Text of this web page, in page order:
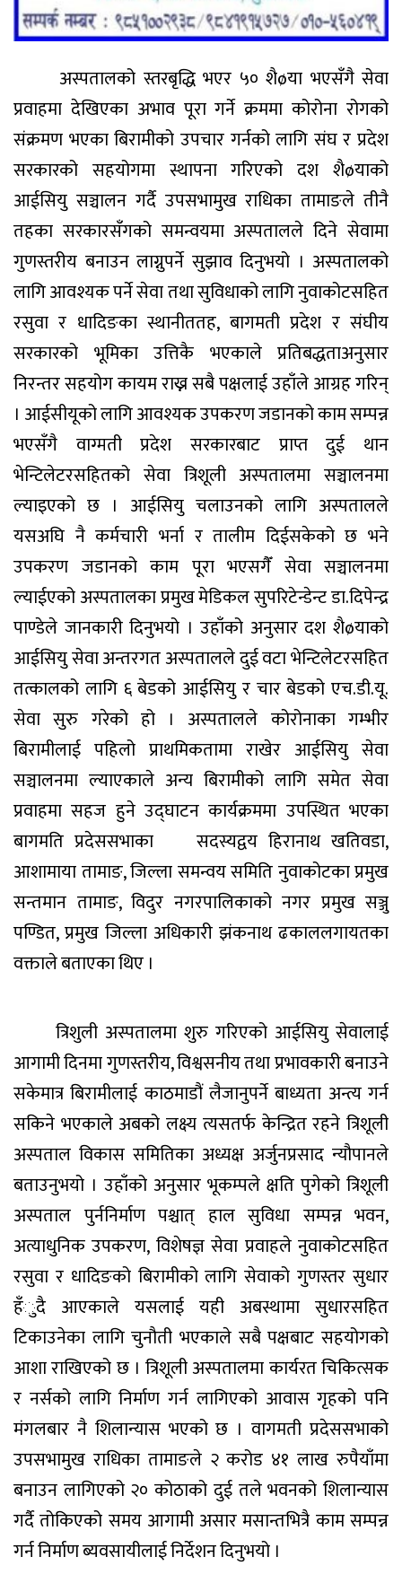
अस्पतालको स्तरबृद्धि भएर ५० शैøया भएसँगै सेवा
प्रवाहमा देखिएका अभाव पूरा गर्ने क्रममा कोरोना रोगको
संक्रमण भएका बिरामीको उपचार गर्नको लागि संघ र प्रदेश
सरकारको सहयोगमा स्थापना गरिएको दश शैøयाको
आईसियु सञ्चालन गर्दै उपसभामुख राधिका तामाङले तीनै
तहका सरकारसँगको समन्वयमा अस्पतालले दिने सेवामा
गुणस्तरीय बनाउन लाग्नुपर्ने सुझाव दिनुभयो । अस्पतालको
लागि आवश्यक पर्ने सेवा तथा सुविधाको लागि नुवाकोटसहित
रसुवा र धादिङका स्थानीततह, बागमती प्रदेश र संघीय
सरकारको भूमिका उत्तिकै भएकाले प्रतिबद्धताअनुसार
निरन्तर सहयोग कायम राख्न सबै पक्षलाई उहाँले आग्रह गरिन्
। आईसीयूको लागि आवश्यक उपकरण जडानको काम सम्पन्न
भएसँगै वाग्मती प्रदेश सरकारबाट प्राप्त दुई थान
भेन्टिलेटरसहितको सेवा त्रिशूली अस्पतालमा सञ्चालनमा
ल्याइएको छ । आईसियु चलाउनको लागि अस्पतालले
यसअघि नै कर्मचारी भर्ना र तालीम दिईसकेको छ भने
उपकरण जडानको काम पूरा भएसगैँ सेवा सञ्चालनमा
ल्याईएको अस्पतालका प्रमुख मेडिकल सुपरिटेन्डेन्ट डा.दिपेन्द्र
पाण्डेले जानकारी दिनुभयो । उहाँको अनुसार दश शैøयाको
आईसियु सेवा अन्तरगत अस्पतालले दुई वटा भेन्टिलेटरसहित
तत्कालको लागि ६ बेडको आईसियु र चार बेडको एच.डी.यू.
सेवा सुरु गरेको हो । अस्पतालले कोरोनाका गम्भीर
बिरामीलाई पहिलो प्राथमिकतामा राखेर आईसियु सेवा
सञ्चालनमा ल्याएकाले अन्य बिरामीको लागि समेत सेवा
प्रवाहमा सहज हुने उद्घाटन कार्यक्रममा उपस्थित भएका
बागमति प्रदेससभाका सदस्यद्वय हिरानाथ खतिवडा,
आशामाया तामाङ, जिल्ला समन्वय समिति नुवाकोटका प्रमुख
सन्तमान तामाङ, विदुर नगरपालिकाको नगर प्रमुख सञ्जु
पण्डित, प्रमुख जिल्ला अधिकारी झंकनाथ ढकाललगायतका
वक्ताले बताएका थिए ।
त्रिशुली अस्पतालमा शुरु गरिएको आईसियु सेवालाई
आगामी दिनमा गुणस्तरीय, विश्वसनीय तथा प्रभावकारी बनाउने
सकेमात्र बिरामीलाई काठमाडौं लैजानुपर्ने बाध्यता अन्त्य गर्न
सकिने भएकाले अबको लक्ष्य त्यसतर्फ केन्द्रित रहने त्रिशूली
अस्पताल विकास समितिका अध्यक्ष अर्जुनप्रसाद न्यौपानले
बताउनुभयो । उहाँको अनुसार भूकम्पले क्षति पुगेको त्रिशूली
अस्पताल पुर्ननिर्माण पश्चात् हाल सुविधा सम्पन्न भवन,
अत्याधुनिक उपकरण, विशेषज्ञ सेवा प्रवाहले नुवाकोटसहित
रसुवा र धादिङको बिरामीको लागि सेवाको गुणस्तर सुधार
हँुदै आएकाले यसलाई यही अबस्थामा सुधारसहित
टिकाउनेका लागि चुनौती भएकाले सबै पक्षबाट सहयोगको
आशा राखिएको छ । त्रिशूली अस्पतालमा कार्यरत चिकित्सक
र नर्सको लागि निर्माण गर्न लागिएको आवास गृहको पनि
मंगलबार नै शिलान्यास भएको छ । वागमती प्रदेससभाको
उपसभामुख राधिका तामाङले २ करोड ४१ लाख रुपैयाँमा
बनाउन लागिएको २० कोठाको दुई तले भवनको शिलान्यास
गर्दै तोकिएको समय आगामी असार मसान्तभित्रै काम सम्पन्न
गर्न निर्माण ब्यवसायीलाई निर्देशन दिनुभयो ।